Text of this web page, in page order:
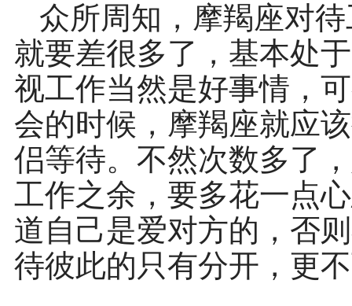
众所周知，摩羯座对
就要差很多了，基本处
视工作当然是好事情，
会的时候，摩羯座就应
侣等待。不然次数多了
工作之余，要多花一点
道自己是爱对方的，否
待彼此的只有分开，更